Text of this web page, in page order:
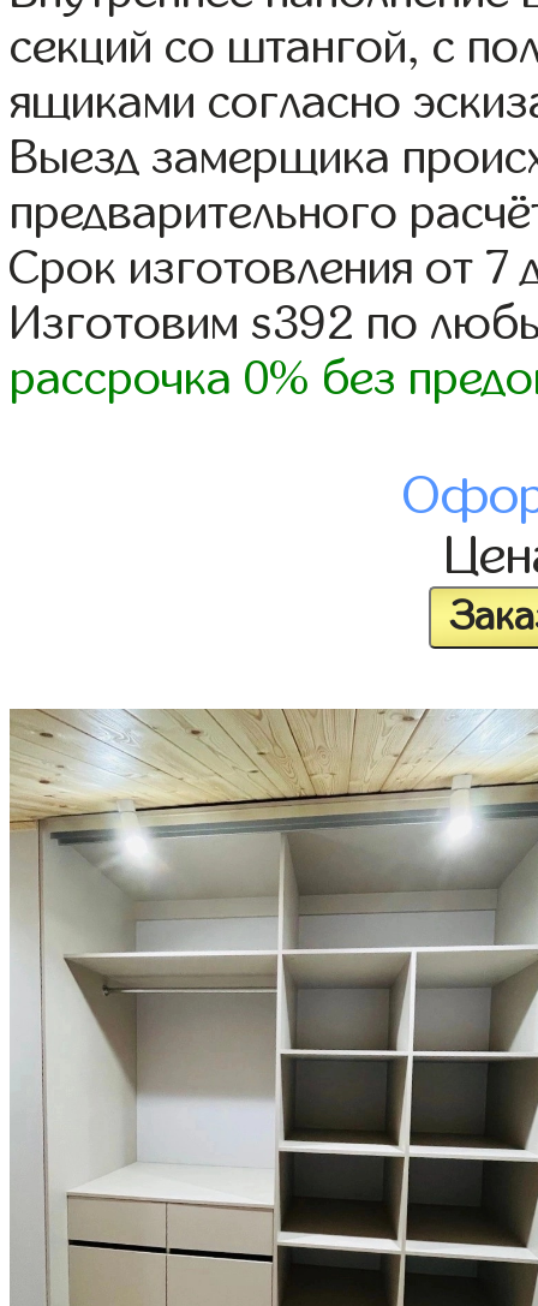
секций со штангой, с
ящиками согласно
Выезд замерщика
предварительного
Срок изготовления от 7
Изготовим s392 по
рассрочка 0% без